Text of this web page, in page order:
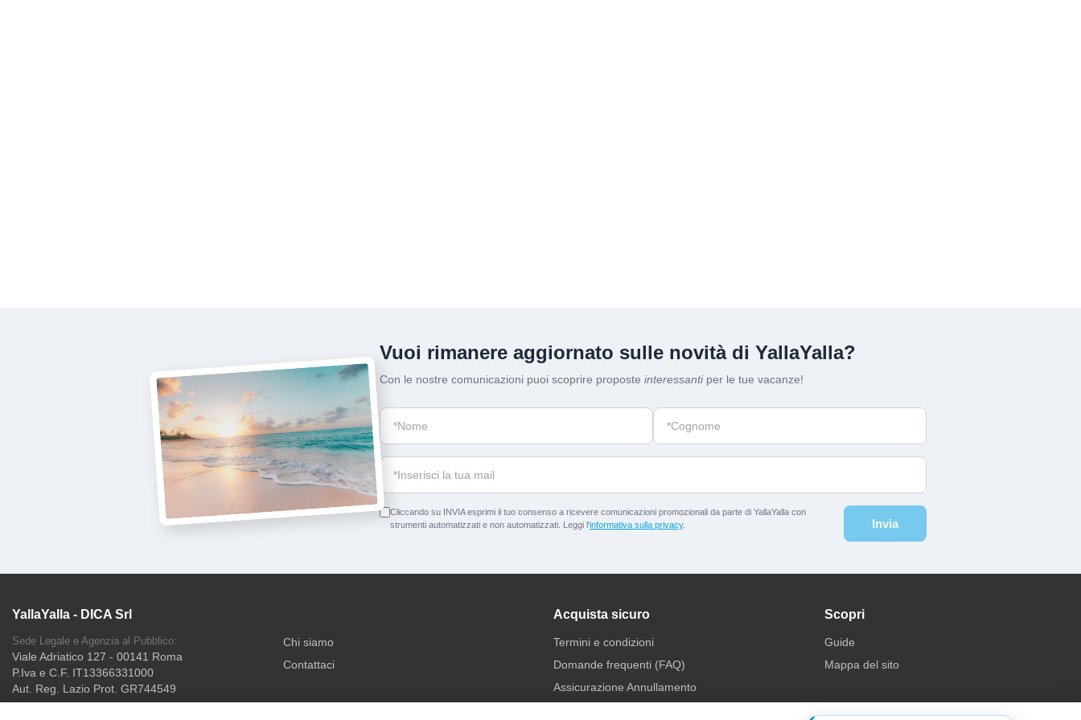
Vuoi rimanere aggiornato sulle novità di YallaYalla?
Con le nostre comunicazioni puoi scoprire proposte interessantiper le tue vacanze!
Cliccando su INVIA esprimi il tuo consenso a ricevere comunicazioni promozionali da parte di YallaYalla con
strumenti automatizzati e non automatizzati. Leggi l'informativa sulla privacy. Invia
YallaYalla - DICA Srl
Sede Legale e Agenzia al Pubblico:
Viale Adriatico 127 - 00141 Roma
P.Iva e C.F. IT13366331000
Aut. Reg. Lazio Prot. GR744549
Chi siamo
Contattaci
Acquista sicuro
Termini e condizioni
Domande frequenti (FAQ)
Assicurazione Annullamento
Scopri
Guide
Mappa del sito